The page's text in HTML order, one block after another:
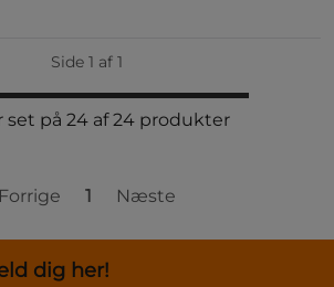
Side 1 af 1
set på 24 af 24 produkter
Forrige 1 Næste
dig her!